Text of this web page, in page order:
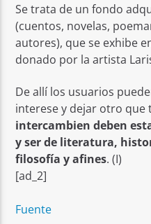
Se trata de un fondo
(cuentos, novelas,
autores), que se exhibe
donado por la artista
De allí los usuarios
interese y dejar otro que
intercambien deben
y ser de literatura,
filosofía y afines. (I)
[ad_2]
Fuente